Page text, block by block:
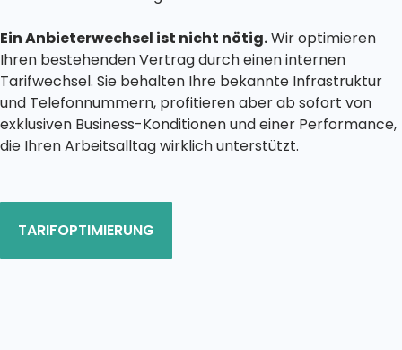
Ein Anbieterwechsel ist nicht nötig.Wir optimieren
Ihren bestehenden Vertrag durch einen internen
Tarifwechsel. Sie behalten Ihre bekannte Infrastruktur
und Telefonnummern, profitieren aber ab sofort von
exklusiven Business-Konditionen und einer Performance,
die Ihren Arbeitsalltag wirklich unterstützt.
TARIFOPTIMIERUNG